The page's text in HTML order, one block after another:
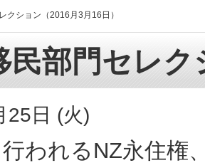
クション（2016月3月16日）
民部門セレ
25日 (火)
われるNZ永住権